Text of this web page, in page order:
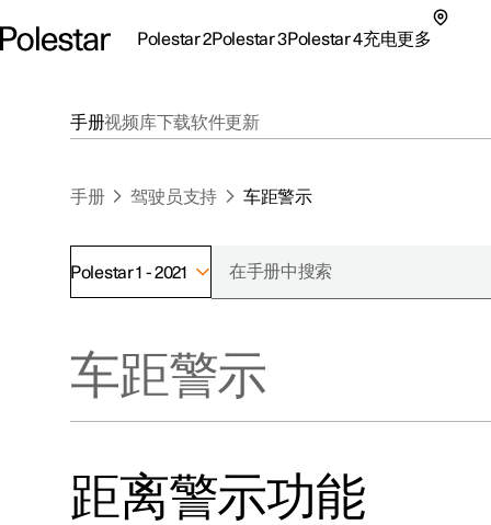
Polestar 2Polestar 3Polestar 4充电更多
探索Polestar 2
联系我们
探索Polestar 3
探索Polestar 4
探索充电
公共充电
车主服务
（在新窗
手册视频库下载软件更新
手册 驾驶员支持 车距警示
Polestar 1 - 2021
车距警示
距离警示功能